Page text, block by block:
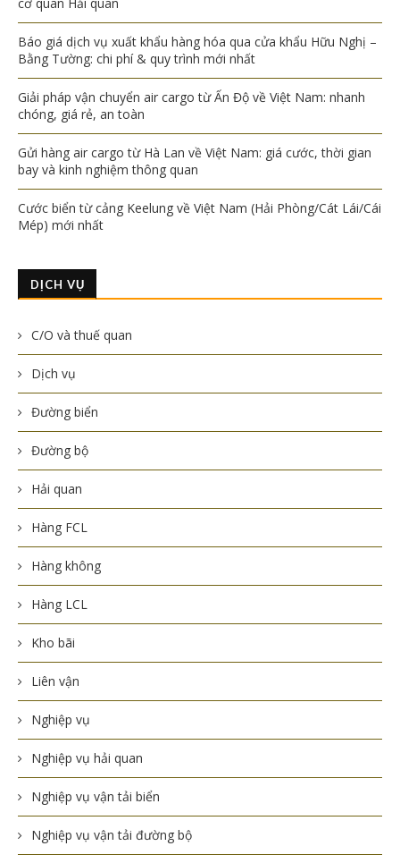
Báo giá dịch vụ xuất khẩu hàng hóa qua cửa khẩu Hữu Nghị –
Bằng Tường: chi phí & quy trình mới nhất
Giải pháp vận chuyển air cargo từ Ấn Độ về Việt Nam: nhanh
chóng, giá rẻ, an toàn
Gửi hàng air cargo từ Hà Lan về Việt Nam: giá cước, thời gian
bay và kinh nghiệm thông quan
Cước biển từ cảng Keelung về Việt Nam (Hải Phòng/Cát Lái/Cái
Mép) mới nhất
DỊCH VỤ
C/O và thuế quan
Dịch vụ
Đường biển
Đường bộ
Hải quan
Hàng FCL
Hàng không
Hàng LCL
Kho bãi
Liên vận
Nghiệp vụ
Nghiệp vụ hải quan
Nghiệp vụ vận tải biển
Nghiệp vụ vận tải đường bộ